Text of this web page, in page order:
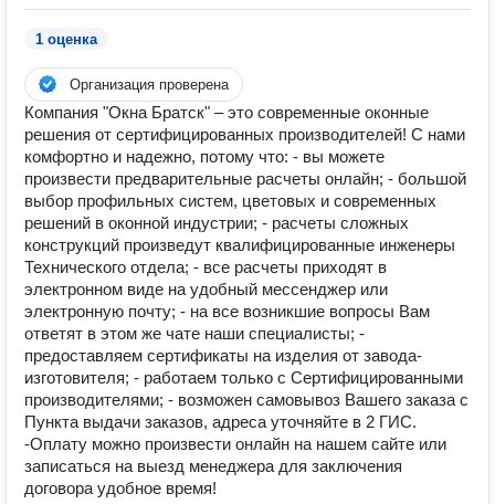
1 оценка
Организация проверена
Компания "Окна Братск" – это современные оконные
решения от сертифицированных производителей! С нами
комфортно и надежно, потому что: - вы можете
произвести предварительные расчеты онлайн; - большой
выбор профильных систем, цветовых и современных
решений в оконной индустрии; - расчеты сложных
конструкций произведут квалифицированные инженеры
Технического отдела; - все расчеты приходят в
электронном виде на удобный мессенджер или
электронную почту; - на все возникшие вопросы Вам
ответят в этом же чате наши специалисты; -
предоставляем сертификаты на изделия от завода-
изготовителя; - работаем только с Сертифицированными
производителями; - возможен самовывоз Вашего заказа с
Пункта выдачи заказов, адреса уточняйте в 2 ГИС.
-Оплату можно произвести онлайн на нашем сайте или
записаться на выезд менеджера для заключения
договора удобное время!